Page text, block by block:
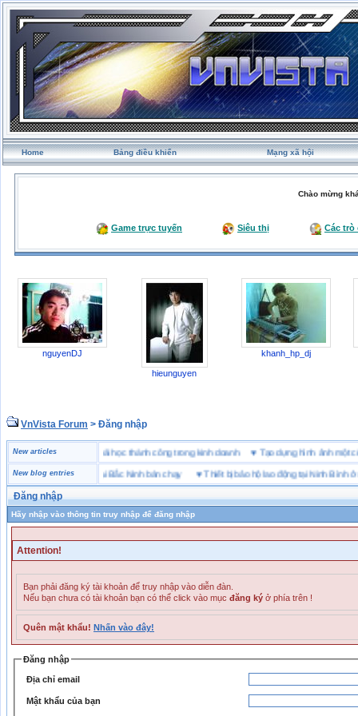
Home Bảng điều khiển Mạng xã hội
Chào mừng
Game trực tuyến Siêu thị Các trò
nguyenDJ
hieunguyen
khanh_hp_dj
VnVista Forum > Đăng nhập
New articles
biệt” của Microsoft ♥4 bài học thành công trong kinh doanh ♥Tạo dựng hình ảnh
New blog entries
hiệu giày bảo hộ tại Bắc Ninh bán chạy♥ Thiết bị bảo hộ lao động tại Ninh Bình ở đâu
Đăng nhập
Hãy nhập vào thông tin truy nhập để đăng nhập
Attention!
Bạn phải đăng ký tài khoản để truy nhập vào diễn đàn.
Nếu bạn chưa có tài khoản bạn có thể click vào mục đăng ký ở phía trên !
Quên mật khẩu! Nhấn vào đây!
Đăng nhập
Địa chỉ email
Mật khẩu của bạn